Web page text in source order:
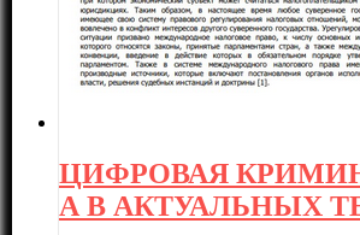
ЦИФРОВАЯ
А В АКТУАЛЬНЫХ